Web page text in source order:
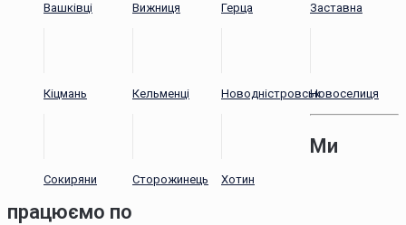
Вашківці Вижниця Герца Заставна
Кіцмань Кельменці НоводністровськНовоселиця
Сокиряни Сторожинець Хотин
Ми
працюємо по